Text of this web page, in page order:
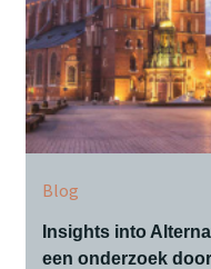
Blog
Insights into
een onderzoek